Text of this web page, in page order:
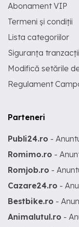
Abonament VIP
Termeni și condiții
Lista categoriilor
Siguranța
Modifică setările
Regulament
Parteneri
Publi24.ro -
Romimo.ro -
Romjob.ro -
Cazare24.ro -
Bestbike.ro -
Animalutul.ro -